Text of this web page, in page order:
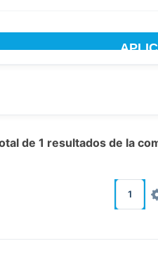
de 1 resultados de la
1